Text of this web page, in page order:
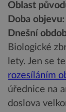
Oblast
Doba
Dnešní
Biologické
lety. Jen se
rozesíláním
úřednice na
doslova